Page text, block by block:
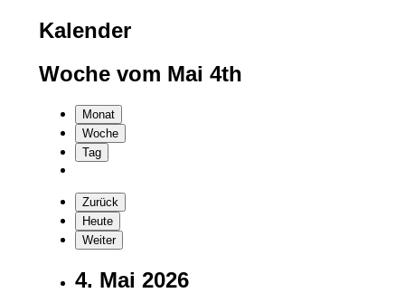
Kalender
Woche vom Mai 4th
Monat
Woche
Tag
Zurück
Heute
Weiter
4. Mai 2026